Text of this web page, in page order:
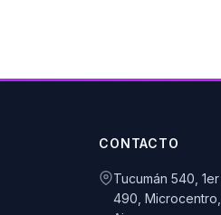
CONTACTO
Tucumán 540,
490,